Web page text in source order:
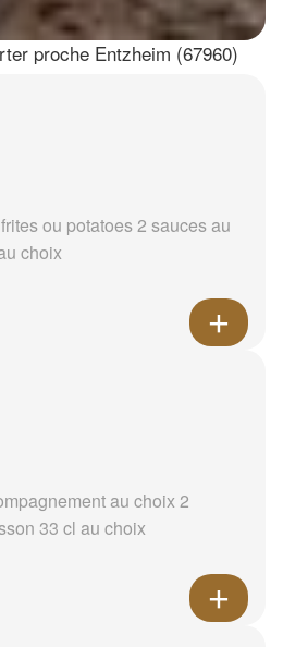
proche Entzheim (67960)
ou potatoes 2 sauces au
choix
au choix 2
33 cl au choix